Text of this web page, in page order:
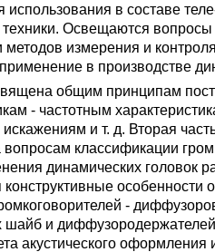
использования в составе
Освещаются
методов измерения и
в производстве
общим принципам
- частотным
и т. д. Вторая
классификации
динамических головок
особенности
-
шайб и
акустического